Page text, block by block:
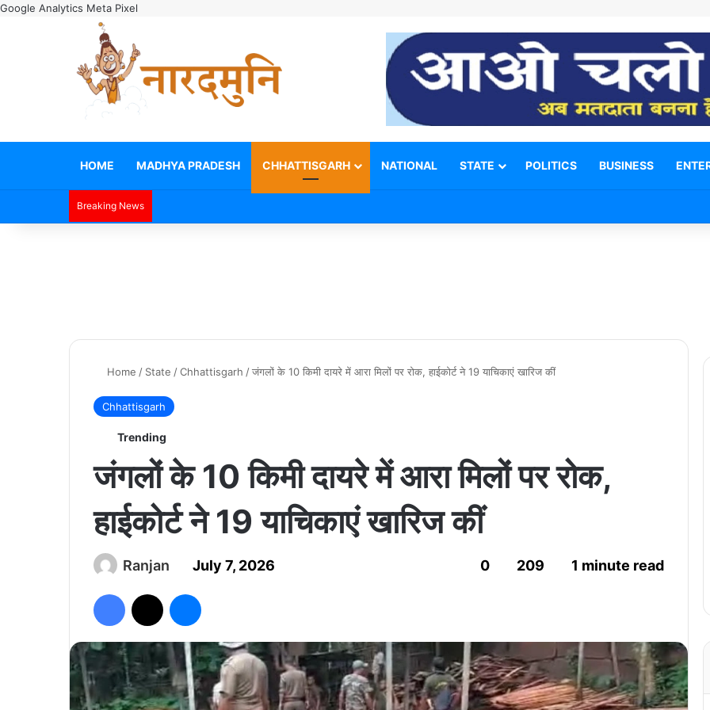
Google Analytics Meta Pixel
HOME MADHYA PRADESH CHHATTISGARH NATIONAL STATE POLITICS BUSINESS
Breaking News
Home / State /Chhattisgarh /जंगलों के 10 किमी दायरे में आरा मिलों पर रोक, हाईकोर्ट ने 19 याचिकाएं खारिज कीं
Chhattisgarh
Trending
जंगलों के 10 किमी दायरे में आरा मिलों पर रोक,
हाईकोर्ट ने 19 याचिकाएं खारिज कीं
Ranjan July 7, 2026 0 209 1 minute read